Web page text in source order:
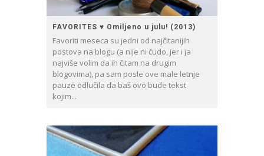
FAVORITES ♥ Omiljeno u julu! (2013)
Favoriti meseca su jedni od najčitanijih
postova na blogu (a nije ni čudo, jer i ja
najviše volim da ih čitam na drugim
blogovima), pa sam posle ove male letnje
pauze odlučila da baš ovo bude tekst
kojim...